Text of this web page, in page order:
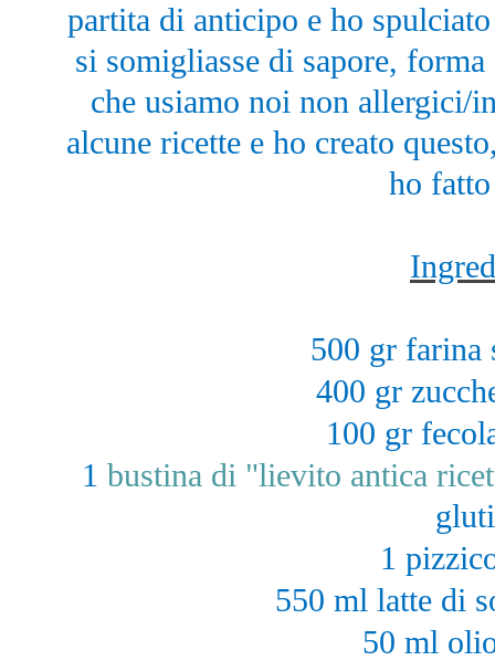
partita di anticipo e ho
si somigliasse di sapore,
che usiamo noi non
alcune ricette e ho creato
ho
500 gr farina
400 gr
100 gr
1 bustina di "lievito antica
1
550 ml latte di
50 ml